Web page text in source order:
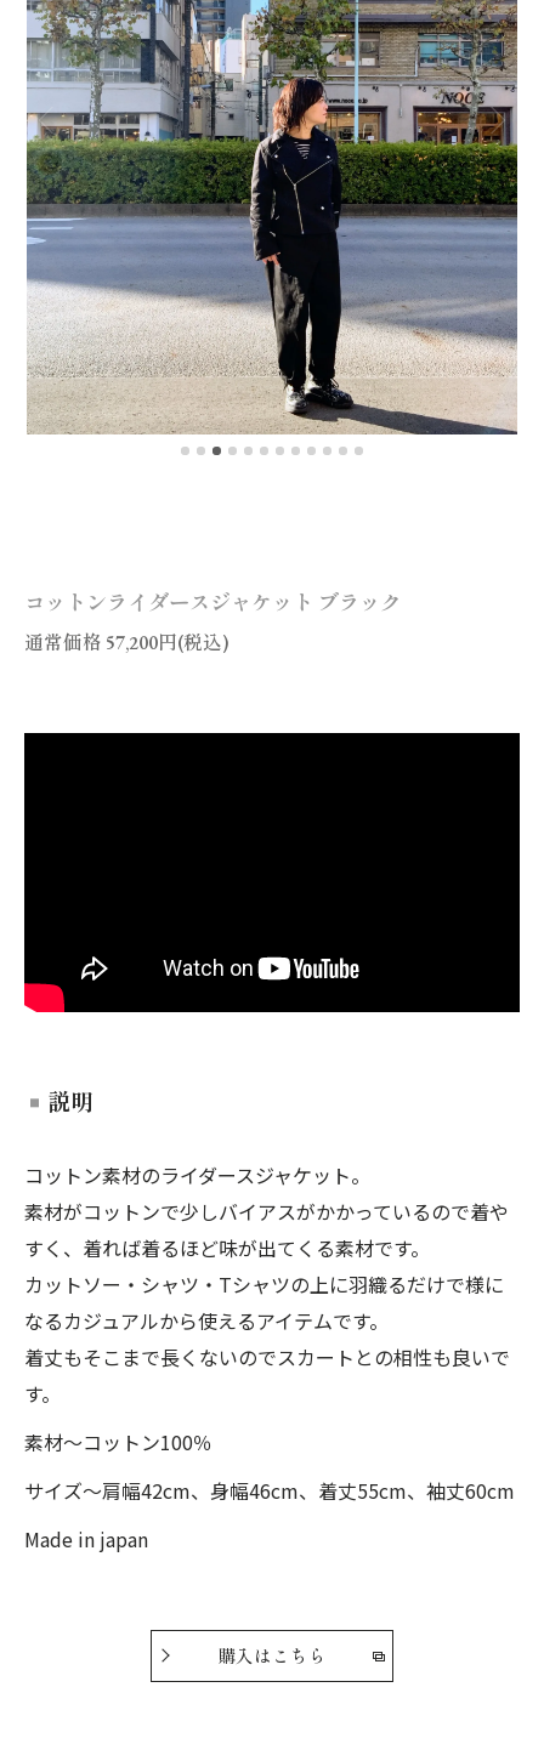
コットンライダースジャケット ブラック
通常価格 57,200円(税込)
説明
コットン素材のライダースジャケット。
素材がコットンで少しバイアスがかかっているので着や
すく、着れば着るほど味が出てくる素材です。
カットソー・シャツ・Tシャツの上に羽織るだけで様に
なるカジュアルから使えるアイテムです。
着丈もそこまで長くないのでスカートとの相性も良いで
す。
素材〜コットン100％
サイズ〜肩幅42cm、身幅46cm、着丈55cm、袖丈60cm
Made in japan
購入はこちら